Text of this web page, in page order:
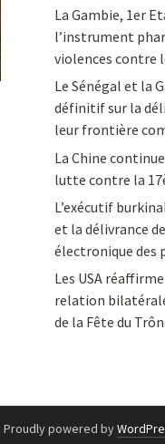
La Gambie, 1er
l’instrument
violences contre
Le Sénégal et la
définitif sur la
leur frontière
La Chine
lutte contre la
L’exécutif
et la délivrance
électronique des
Les USA
relation bilatérale
de la Fête du
Proudly powered by